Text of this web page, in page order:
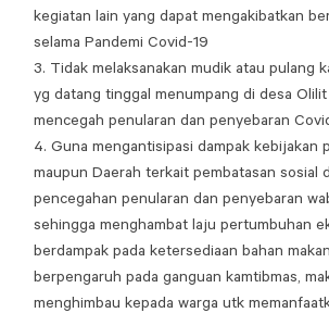
kegiatan lain yang dapat mengakibatkan
selama Pandemi Covid-19
Tidak melaksanakan mudik atau pulang
yg datang tinggal menumpang di desa
mencegah penularan dan penyebaran
Guna mengantisipasi dampak kebijakan
maupun Daerah terkait pembatasan sosial
pencegahan penularan dan penyebaran
sehingga menghambat laju pertumbuhan
berdampak pada ketersediaan bahan
berpengaruh pada ganguan kamtibmas,
menghimbau kepada warga utk